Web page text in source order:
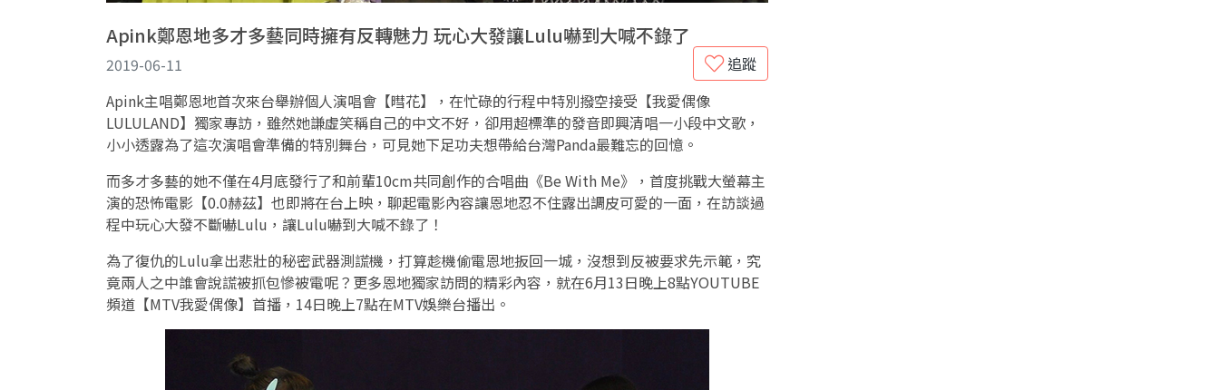
Apink鄭恩地多才多藝同時擁有反轉魅力 玩心大發讓Lulu嚇到大喊不錄了
追蹤
2019-06-11
Apink主唱鄭恩地首次來台舉辦個人演唱會【暳花】，在忙碌的行程中特別撥空接受【我愛偶像
LULULAND】獨家專訪，雖然她謙虛笑稱自己的中文不好，卻用超標準的發音即興清唱一小段中文歌，
小小透露為了這次演唱會準備的特別舞台，可見她下足功夫想帶給台灣Panda最難忘的回憶。
而多才多藝的她不僅在4月底發行了和前輩10cm共同創作的合唱曲《Be With Me》，首度挑戰大螢幕主
演的恐怖電影【0.0赫茲】也即將在台上映，聊起電影內容讓恩地忍不住露出調皮可愛的一面，在訪談過
程中玩心大發不斷嚇Lulu，讓Lulu嚇到大喊不錄了！
為了復仇的Lulu拿出悲壯的秘密武器測謊機，打算趁機偷電恩地扳回一城，沒想到反被要求先示範，究
竟兩人之中誰會說謊被抓包慘被電呢？更多恩地獨家訪問的精彩內容，就在6月13日晚上8點YOUTUBE
頻道【MTV我愛偶像】首播，14日晚上7點在MTV娛樂台播出。